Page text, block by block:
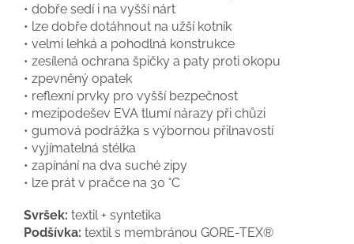
• dobře sedí i na vyšší nárt
• lze dobře dotáhnout na užší kotník
• velmi lehká a pohodlná konstrukce
• zesílená ochrana špičky a paty proti okopu
• zpevněný opatek
• reflexní prvky pro vyšší bezpečnost
• mezipodešev EVA tlumí nárazy při chůzi
• gumová podrážka s výbornou přilnavostí
• vyjímatelná stélka
• zapínání na dva suché zipy
• lze prát v pračce na 30 °C
Svršek: textil + syntetika
Podšívka: textil s membránou GORE-TEX®